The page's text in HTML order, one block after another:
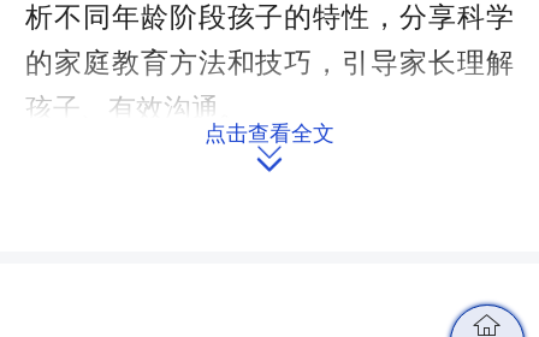
析不同年龄阶段孩子的特性，分享科学
的家庭教育方法和技巧，引导家长理解
孩子、有效沟通。
“家长、教师不仅要关心孩子的营养
绪变化，营造良好的家庭、校园氛
点击查看全文
